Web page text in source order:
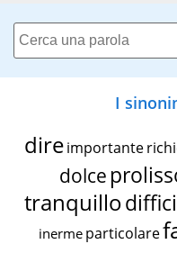
I
dire importante
dolce
tranquillo
inerme particolare